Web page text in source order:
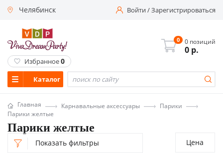
Челябинск Войти/Зарегистрироваться
Каталог
0 0 позиций
0 р.
Избранное0
Главная Карнавальные аксессуары
Парики
Парики желтые
Парики желтые
Показать фильтры Цена